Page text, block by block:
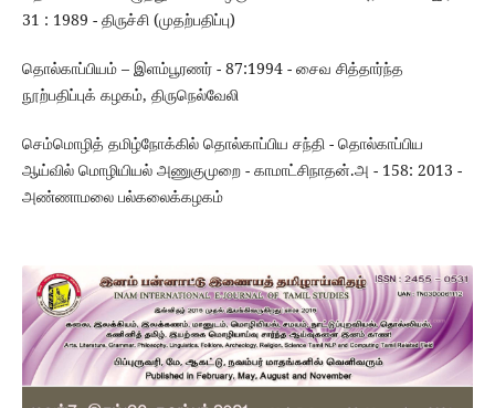
31 : 1989 - திருச்சி (முதற்பதிப்பு)
தொல்காப்பியம் – இளம்பூரணர் - 87:1994 - சைவ சித்தார்ந்த
நூற்பதிப்புக் கழகம், திருநெல்வேலி
செம்மொழித் தமிழ்நோக்கில் தொல்காப்பிய சந்தி - தொல்காப்பிய
ஆய்வில் மொழியியல் அணுகுமுறை - காமாட்சிநாதன்.அ - 158: 2013 -
அண்ணாமலை பல்கலைக்கழகம்